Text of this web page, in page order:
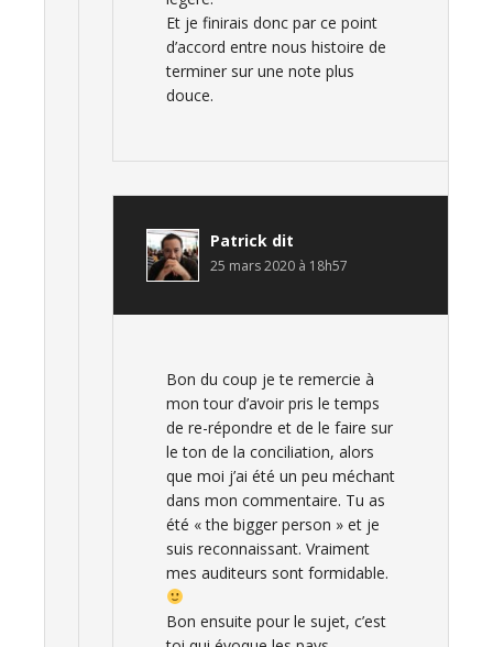
Et je finirais donc par ce point
d’accord entre nous histoire de
terminer sur une note plus
douce.
Patrick dit
25 mars 2020 à 18h57
Bon du coup je te remercie à
mon tour d’avoir pris le temps
de re-répondre et de le faire sur
le ton de la conciliation, alors
que moi j’ai été un peu méchant
dans mon commentaire. Tu as
été « the bigger person » et je
suis reconnaissant. Vraiment
mes auditeurs sont formidable.
Bon ensuite pour le sujet, c’est